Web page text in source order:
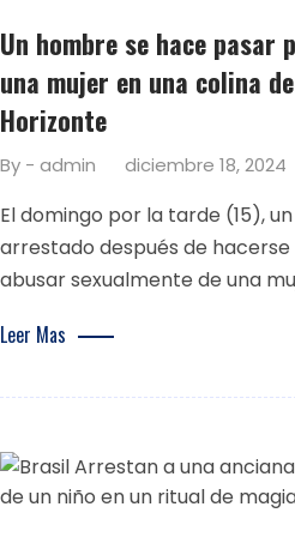
Un hombre se hace
una mujer en una colina
Horizonte
By - admin diciembre 18, 2024
El domingo por la tarde (15),
arrestado después de
abusar sexualmente de una
Leer Mas